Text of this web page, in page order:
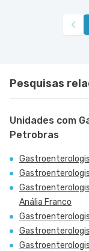
Estrada de
Redondo, Sao Paulo
Rua Dona
Avenida Eusebio
Andar - Pinheiros,
Pesquisas
Unidades com
Petrobras
Anália Franco